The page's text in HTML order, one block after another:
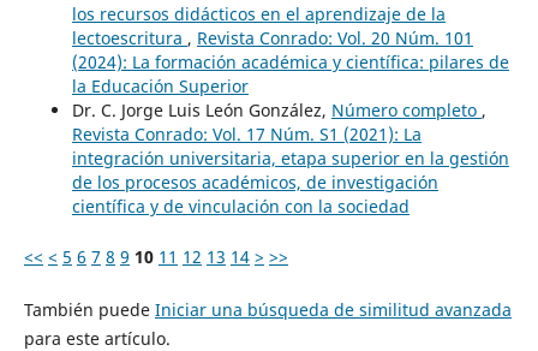
los recursos didácticos en el aprendizaje de la
lectoescritura , Revista Conrado: Vol. 20 Núm. 101
(2024): La formación académica y científica: pilares de
la Educación Superior
Dr. C. Jorge Luis León González, Número completo ,
Revista Conrado: Vol. 17 Núm. S1 (2021): La
integración universitaria, etapa superior en la gestión
de los procesos académicos, de investigación
científica y de vinculación con la sociedad
<< < 5 6 7 8 9 10 11 12 13 14 > >>
También puede Iniciar una búsqueda de similitud avanzada
para este artículo.